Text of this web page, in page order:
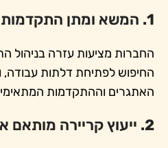
1. המשא ומתן
החברות מציעות עזרה בניהול
החיפוש לפתיחת דלתות
האתגרים וההתקדמות
2. ייעוץ קריירה מותאם